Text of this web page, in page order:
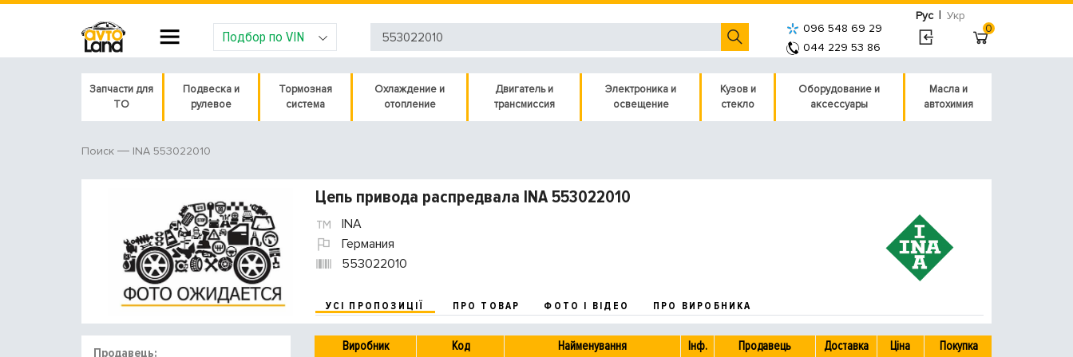
Рус | Укр
Подбор по VIN
096 548 69 29
044 229 53 86
0
Запчасти для
ТО
Подвеска и
рулевое
Тормозная
система
Охлаждение и
отопление
Двигатель и
трансмиссия
Электроника и
освещение
Кузов и
стекло
Оборудование и
аксессуары
Масла и
автохимия
Поиск INA 553022010
Цепь привода распредвала INA 553022010
INA
Германия
553022010
УСІ ПРОПОЗИЦІЇ ПРО ТОВАР ФОТО І ВІДЕО ПРО ВИРОБНИКА
Продавець: Виробник Код Найменування Інф. Продавець Доставка Ціна Покупка